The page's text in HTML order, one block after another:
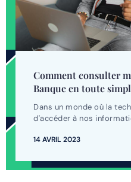
Comment consulter
Banque en toute
Dans un monde où la
d'accéder à nos
14 AVRIL 2023